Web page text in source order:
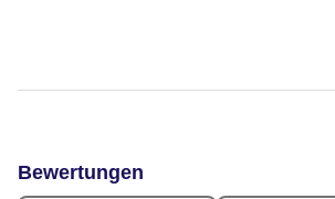
Bewertungen